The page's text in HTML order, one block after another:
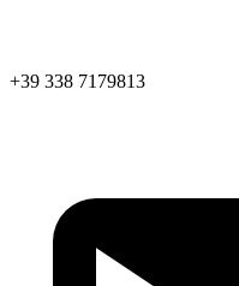
+39 338 7179813